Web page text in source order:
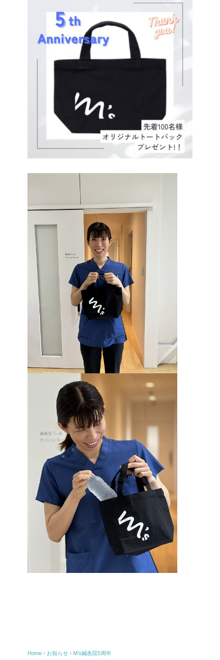
Home › お知らせ › M’s鍼灸院5周年